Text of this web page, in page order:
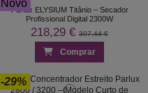
Novo
Parlux ELYSIUM Titânio – Secador
Profissional Digital 2300W
218,29 € 307,44 €
Comprar
-29%